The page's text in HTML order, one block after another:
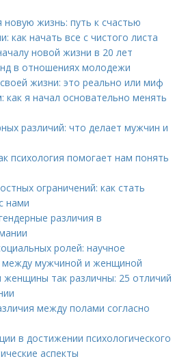
новую жизнь: путь к счастью
как начать все с чистого листа
новой жизни в 20 лет
в отношениях молодежи
жизни: это реально или миф
как я начал основательно менять
различий: что делает мужчин и
психология помогает нам понять
ограничений: как стать
нами
различия в
ролей: научное
между мужчиной и женщиной
так различны: 25 отличий
между полами согласно
в достижении психологического
аспекты